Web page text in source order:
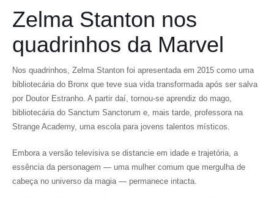
Zelma Stanton nos
quadrinhos da Marvel
Nos quadrinhos, Zelma Stanton foi apresentada em 2015 como uma
bibliotecária do Bronx que teve sua vida transformada após ser salva
por Doutor Estranho. A partir daí, tornou-se aprendiz do mago,
bibliotecária do Sanctum Sanctorum e, mais tarde, professora na
Strange Academy, uma escola para jovens talentos místicos.
Embora a versão televisiva se distancie em idade e trajetória, a
essência da personagem — uma mulher comum que mergulha de
cabeça no universo da magia — permanece intacta.